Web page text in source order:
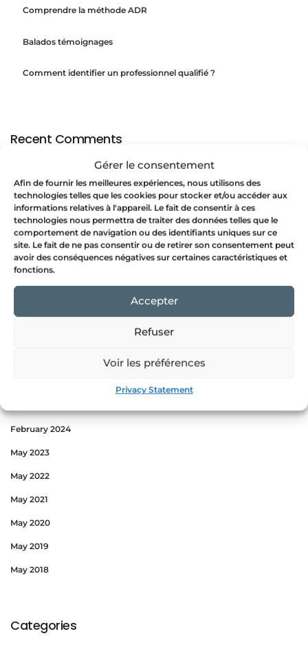
Gérer le consentement
Afin de fournir les meilleures expériences, nous utilisons des
technologies telles que les cookies pour stocker et/ou accéder aux
informations relatives à l'appareil. Le fait de consentir à ces
technologies nous permettra de traiter des données telles que le
comportement de navigation ou des identifiants uniques sur ce
site. Le fait de ne pas consentir ou de retirer son consentement peut
avoir des conséquences négatives sur certaines caractéristiques et
fonctions.
Accepter
Refuser
Voir les préférences
Privacy Statement
Comprendre la méthode ADR
Balados témoignages
Comment identifier un professionnel qualifié ?
Recent Comments
Archives
July 2025
May 2025
March 2025
February 2024
May 2023
May 2022
May 2021
May 2020
May 2019
May 2018
Categories